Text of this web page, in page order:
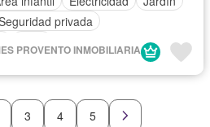
privada
PROVENTO INMOBILIARIA
3 4 5